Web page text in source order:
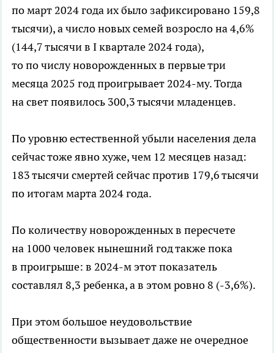
по март 2024 года их было зафиксировано 159,8
тысячи), а число новых семей возросло на 4,6%
(144,7 тысячи в I квартале 2024 года),
то по числу новорожденных в первые три
месяца 2025 год проигрывает 2024-му. Тогда
на свет появилось 300,3 тысячи младенцев.
По уровню естественной убыли населения дела
сейчас тоже явно хуже, чем 12 месяцев назад:
183 тысячи смертей сейчас против 179,6 тысячи
по итогам марта 2024 года.
По количеству новорожденных в пересчете
на 1000 человек нынешний год также пока
в проигрыше: в 2024-м этот показатель
составлял 8,3 ребенка, а в этом ровно 8 (-3,6%).
При этом большое неудовольствие
общественности вызывает даже не очередное